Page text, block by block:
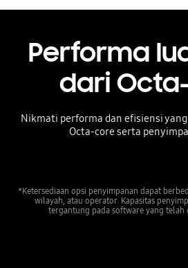
Performa
dari
Nikmati performa dan efisiensi
Octa-core serta
*Ketersediaan opsi penyimpanan dapat
wilayah, atau operator. Kapasitas
tergantung pada software yang telah